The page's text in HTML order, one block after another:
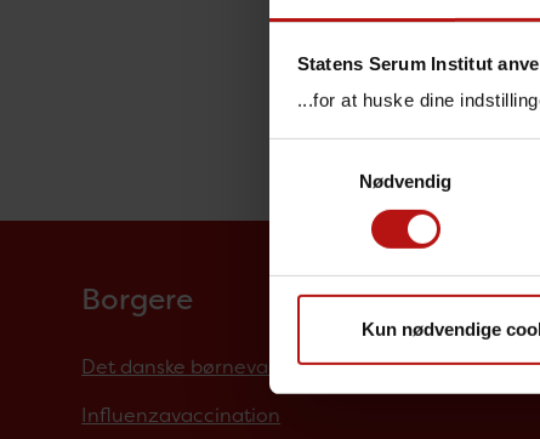
Statens Serum Institut
...for at huske dine
Nødvendig
Kun nødvendige
Borgere
Det danske børnevaccinationsprogram
Influenzavaccination